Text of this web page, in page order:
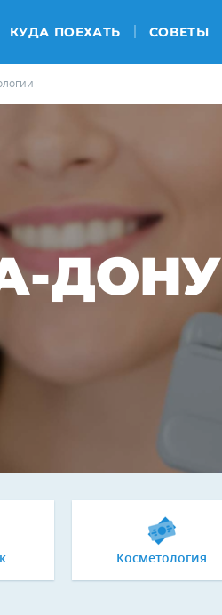
КУДА ПОЕХАТЬ СОВЕТЫ
ДОНУ
Косметология